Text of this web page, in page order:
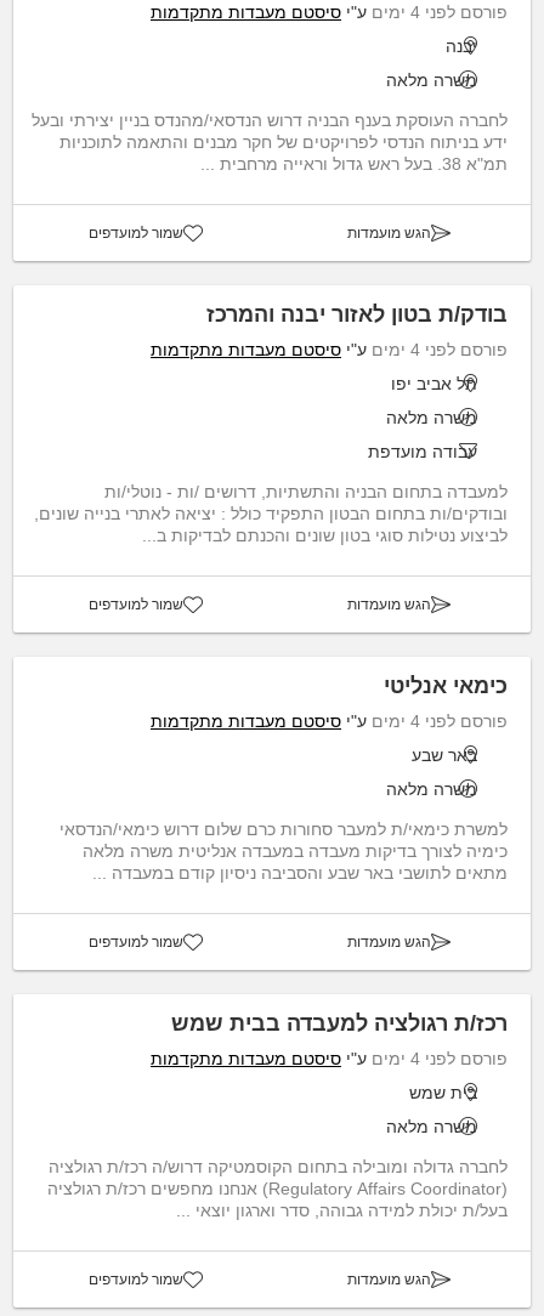
פורסם לפני 4 ימים ע"י סיסטם מעבדות מתקדמות
יבנה
משרה מלאה
לחברה העוסקת בענף הבניה דרוש הנדסאי/מהנדס בניין יצירתי ובעל
ידע בניתוח הנדסי לפרויקטים של חקר מבנים והתאמה לתוכניות
תמ"א 38. בעל ראש גדול וראייה מרחבית ...
הגש מועמדות שמור למועדפים
בודק/ת בטון לאזור יבנה והמרכז
פורסם לפני 4 ימים ע"י סיסטם מעבדות מתקדמות
תל אביב יפו
משרה מלאה
עבודה מועדפת
למעבדה בתחום הבניה והתשתיות, דרושים /ות - נוטלי/ות
ובודקים/ות בתחום הבטון התפקיד כולל : יציאה לאתרי בנייה שונים,
לביצוע נטילות סוגי בטון שונים והכנתם לבדיקות ב...
הגש מועמדות שמור למועדפים
כימאי אנליטי
פורסם לפני 4 ימים ע"י סיסטם מעבדות מתקדמות
באר שבע
משרה מלאה
למשרת כימאי/ת למעבר סחורות כרם שלום דרוש כימאי/הנדסאי
כימיה לצורך בדיקות מעבדה במעבדה אנליטית משרה מלאה
מתאים לתושבי באר שבע והסביבה ניסיון קודם במעבדה ...
הגש מועמדות שמור למועדפים
רכז/ת רגולציה למעבדה בבית שמש
פורסם לפני 4 ימים ע"י סיסטם מעבדות מתקדמות
בית שמש
משרה מלאה
לחברה גדולה ומובילה בתחום הקוסמטיקה דרוש/ה רכז/ת רגולציה
(Regulatory Affairs Coordinator) אנחנו מחפשים רכז/ת רגולציה
בעל/ת יכולת למידה גבוהה, סדר וארגון יוצאי ...
הגש מועמדות שמור למועדפים